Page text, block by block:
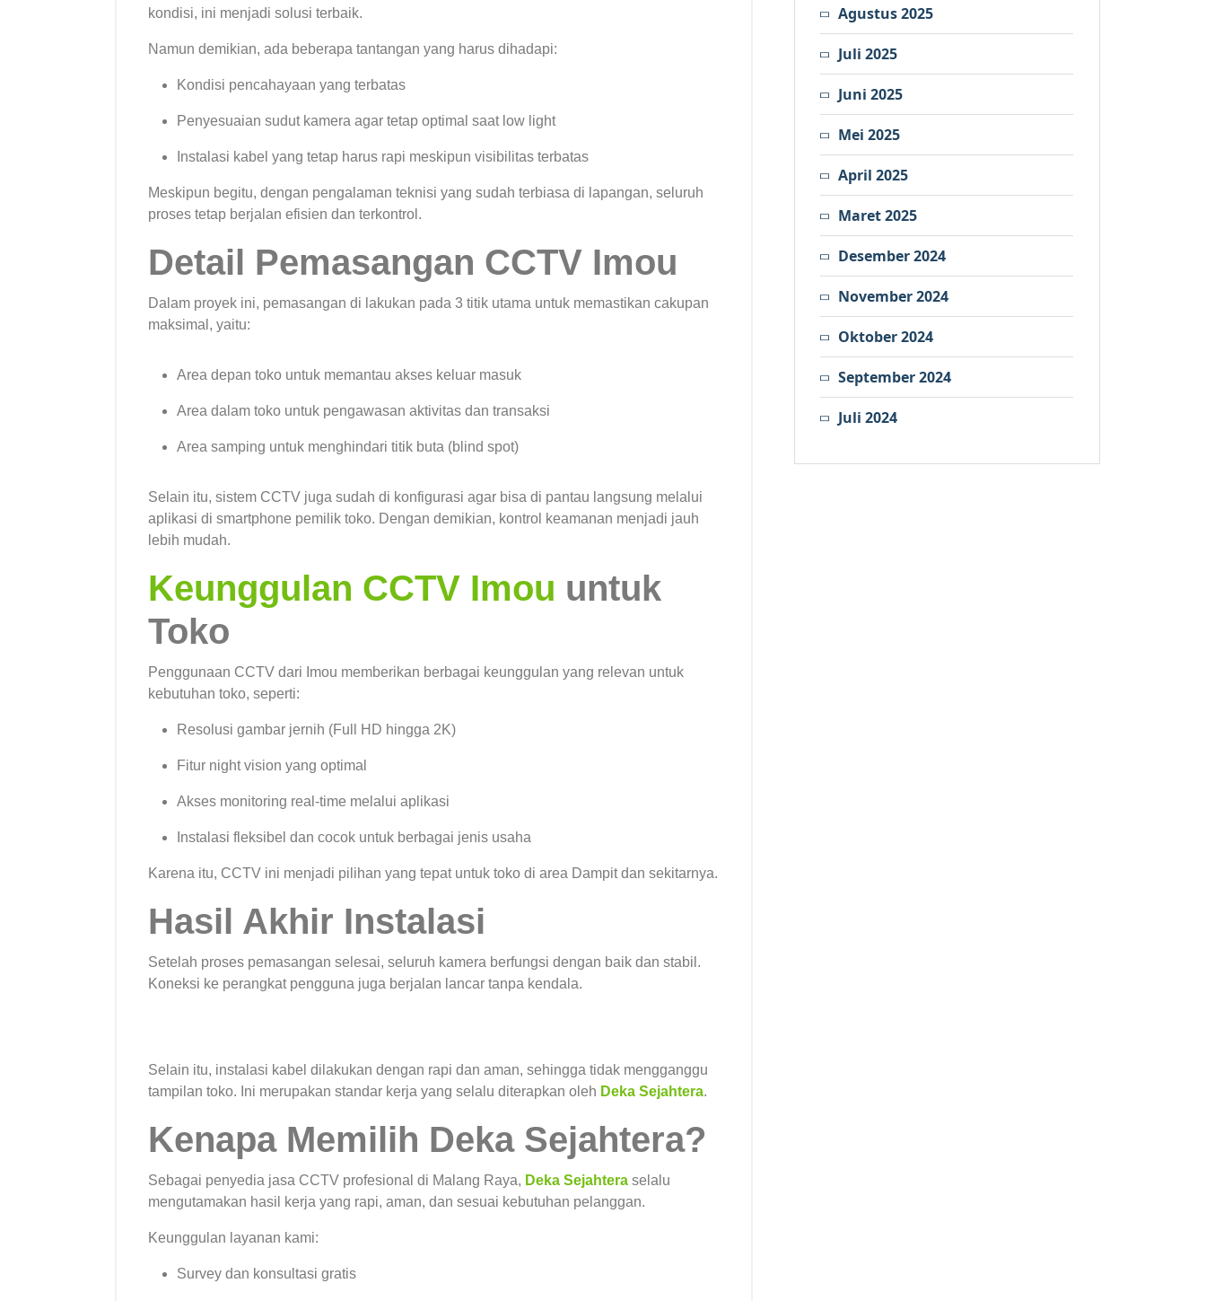
kondisi, ini menjadi solusi terbaik.
Namun demikian, ada beberapa tantangan yang harus dihadapi:
Kondisi pencahayaan yang terbatas
Penyesuaian sudut kamera agar tetap optimal saat low light
Instalasi kabel yang tetap harus rapi meskipun visibilitas terbatas
Meskipun begitu, dengan pengalaman teknisi yang sudah terbiasa di lapangan, seluruh
proses tetap berjalan efisien dan terkontrol.
Detail Pemasangan CCTV Imou
Dalam proyek ini, pemasangan di lakukan pada 3 titik utama untuk memastikan cakupan
maksimal, yaitu:
Area depan toko untuk memantau akses keluar masuk
Area dalam toko untuk pengawasan aktivitas dan transaksi
Area samping untuk menghindari titik buta (blind spot)
Selain itu, sistem CCTV juga sudah di konfigurasi agar bisa di pantau langsung melalui
aplikasi di smartphone pemilik toko. Dengan demikian, kontrol keamanan menjadi jauh
lebih mudah.
Keunggulan CCTV Imou untuk
Toko
Penggunaan CCTV dari Imou memberikan berbagai keunggulan yang relevan untuk
kebutuhan toko, seperti:
Resolusi gambar jernih (Full HD hingga 2K)
Fitur night vision yang optimal
Akses monitoring real-time melalui aplikasi
Instalasi fleksibel dan cocok untuk berbagai jenis usaha
Karena itu, CCTV ini menjadi pilihan yang tepat untuk toko di area Dampit dan sekitarnya.
Hasil Akhir Instalasi
Setelah proses pemasangan selesai, seluruh kamera berfungsi dengan baik dan stabil.
Koneksi ke perangkat pengguna juga berjalan lancar tanpa kendala.
Selain itu, instalasi kabel dilakukan dengan rapi dan aman, sehingga tidak mengganggu
tampilan toko. Ini merupakan standar kerja yang selalu diterapkan oleh Deka Sejahtera.
Kenapa Memilih Deka Sejahtera?
Sebagai penyedia jasa CCTV profesional di Malang Raya, Deka Sejahtera selalu
mengutamakan hasil kerja yang rapi, aman, dan sesuai kebutuhan pelanggan.
Keunggulan layanan kami:
Survey dan konsultasi gratis
Agustus 2025
Juli 2025
Juni 2025
Mei 2025
April 2025
Maret 2025
Desember 2024
November 2024
Oktober 2024
September 2024
Juli 2024